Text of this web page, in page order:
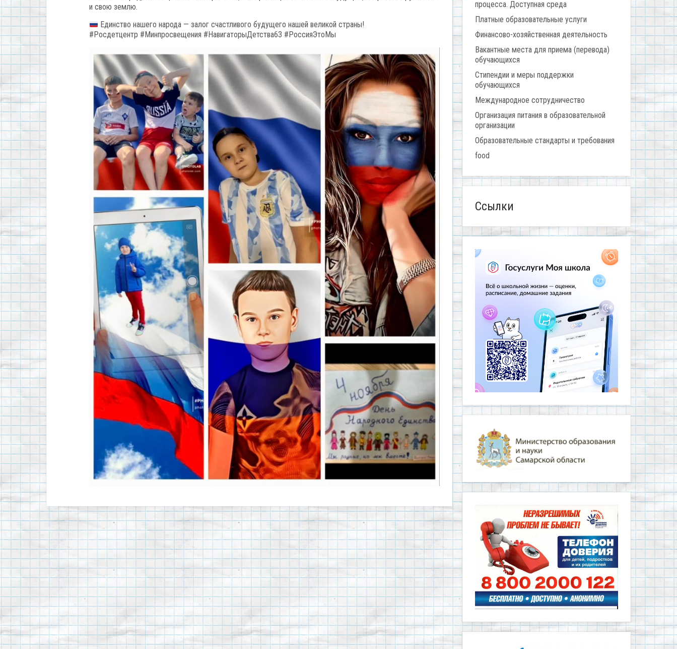
и свою землю.
Единство нашего народа — залог счастливого будущего нашей великой страны!
#Росдетцентр #Минпросвещения #НавигаторыДетства63 #РоссияЭтоМы
процесса. Доступная среда
Платные образовательные услуги
Финансово-хозяйственная деятельность
Вакантные места для приема (перевода)
обучающихся
Стипендии и меры поддержки
обучающихся
Международное сотрудничество
Организация питания в образовательной
организации
Образовательные стандарты и требования
food
Ссылки